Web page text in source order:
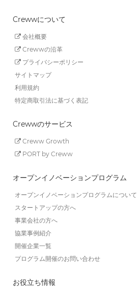
Crewwについて
会社概要
Crewwの沿革
プライバシーポリシー
サイトマップ
利用規約
特定商取引法に基づく表記
Crewwのサービス
Creww Growth
PORT by Creww
オープンイノベーションプログラム
オープンイノベーションプログラムについて
スタートアップの方へ
事業会社の方へ
協業事例紹介
開催企業一覧
プログラム開催のお問い合わせ
お役立ち情報